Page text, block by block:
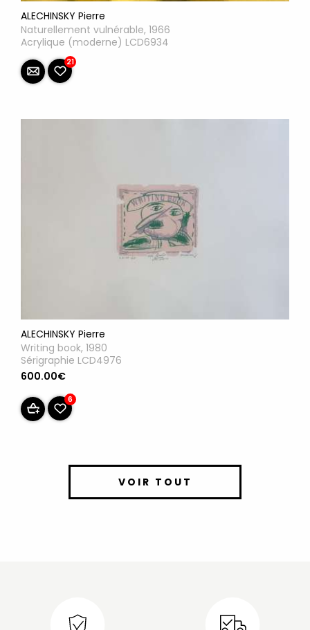
ALECHINSKY Pierre
Naturellement vulnérable, 1966
Acrylique (moderne) LCD6934
21
ALECHINSKY Pierre
Writing book, 1980
Sérigraphie LCD4976
600.00€
6
VOIR TOUT